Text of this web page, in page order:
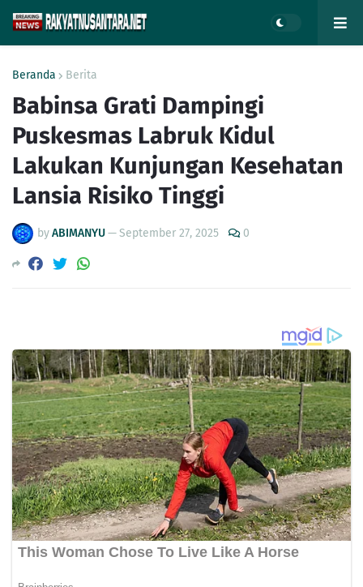
Beranda Berita
Babinsa Grati Dampingi
Puskesmas Labruk Kidul
Lakukan Kunjungan Kesehatan
Lansia Risiko Tinggi
byABIMANYU—September 27, 2025 0